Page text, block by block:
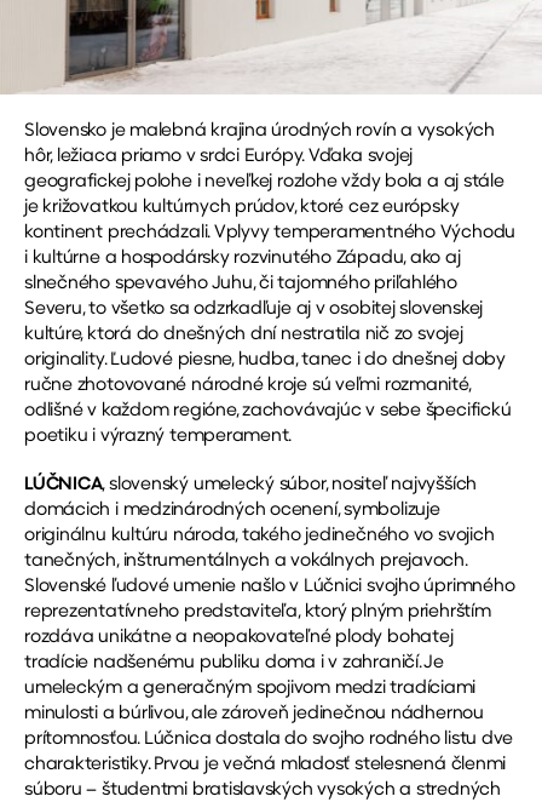
Slovensko je malebná krajina úrodných rovín a vysokých
hôr, ležiaca priamo v srdci Európy. Vďaka svojej
geografickej polohe i neveľkej rozlohe vždy bola a aj stále
je križovatkou kultúrnych prúdov, ktoré cez európsky
kontinent prechádzali. Vplyvy temperamentného Východu
i kultúrne a hospodársky rozvinutého Západu, ako aj
slnečného spevavého Juhu, či tajomného priľahlého
Severu, to všetko sa odzrkadľuje aj v osobitej slovenskej
kultúre, ktorá do dnešných dní nestratila nič zo svojej
originality. Ľudové piesne, hudba, tanec i do dnešnej doby
ručne zhotovované národné kroje sú veľmi rozmanité,
odlišné v každom regióne, zachovávajúc v sebe špecifickú
poetiku i výrazný temperament.
LÚČNICA, slovenský umelecký súbor, nositeľ najvyšších
domácich i medzinárodných ocenení, symbolizuje
originálnu kultúru národa, takého jedinečného vo svojich
tanečných, inštrumentálnych a vokálnych prejavoch.
Slovenské ľudové umenie našlo v Lúčnici svojho úprimného
reprezentatívneho predstaviteľa, ktorý plným priehrštím
rozdáva unikátne a neopakovateľné plody bohatej
tradície nadšenému publiku doma i v zahraničí. Je
umeleckým a generačným spojivom medzi tradíciami
minulosti a búrlivou, ale zároveň jedinečnou nádhernou
prítomnosťou. Lúčnica dostala do svojho rodného listu dve
charakteristiky. Prvou je večná mladosť stelesnená členmi
súboru – študentmi bratislavských vysokých a stredných